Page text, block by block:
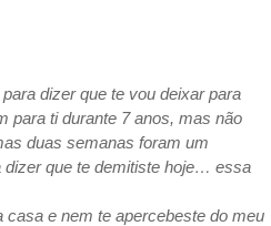
dizer que te vou deixar para
para ti durante 7 anos, mas não
duas semanas foram um
dizer que te demitiste hoje… essa
e nem te apercebeste do meu